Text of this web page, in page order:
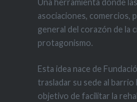
asociaciones, comercios,
general del corazón de la
protagonismo.
Esta idea nace de
trasladar su sede al
objetivo de facilitar la